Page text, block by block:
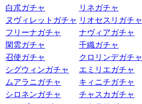
白朮ガチャ
リネガチャ
ヌヴィレットガチャ リオセスリガチャ
フリーナガチャ
ナヴィアガチャ
閑雲ガチャ
千織ガチャ
召使ガチャ
クロリンデガチャ
シグウィンガチャ
エミリエガチャ
ムアラニガチャ
キィニチガチャ
シロネンガチャ
チャスカガチャ